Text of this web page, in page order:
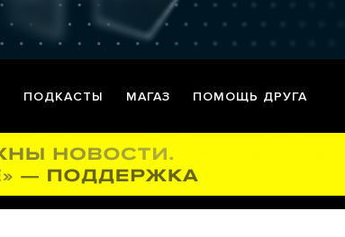
ПОДКАСТЫ МАГАЗ ПОМОЩЬ ДРУГА